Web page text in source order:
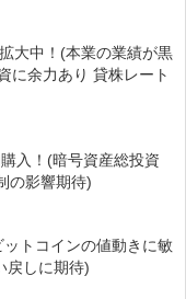
大中！(本業の業績が黒
に余力あり 貸株レート
入！(暗号資産総投資
の影響期待)
トコインの値動きに敏
戻しに期待)